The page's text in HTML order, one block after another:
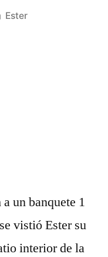
Posted
Ester
un banquete 1
vistió Ester su
interior de la